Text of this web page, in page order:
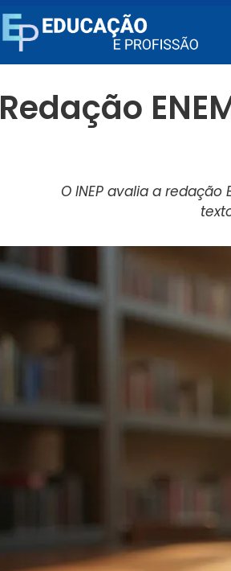
Redação
O INEP avalia a